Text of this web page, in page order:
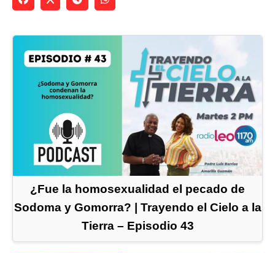
¿Fue la homosexualidad el pecado de
Sodoma y Gomorra? | Trayendo el Cielo a la
Tierra – Episodio 43